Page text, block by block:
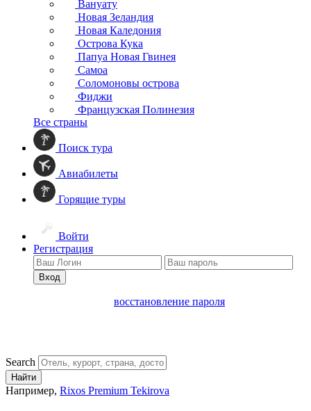
Вануату
Новая Зеландия
Новая Каледония
Острова Кука
Папуа Новая Гвинея
Самоа
Соломоновы острова
Фиджи
Французская Полинезия
Все страны
Поиск тура
Авиабилеты
Горящие туры
Войти
Регистрация
Вход
восстановление пароля
Search
Найти
Например, Rixos Premium Tekirova